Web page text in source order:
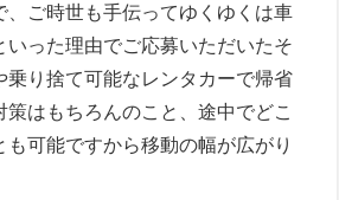
、ご時世も手伝ってゆくゆくは車
いった理由でご応募いただいたそ
乗り捨て可能なレンタカーで帰省
策はもちろんのこと、途中でどこ
可能ですから移動の幅が広がり